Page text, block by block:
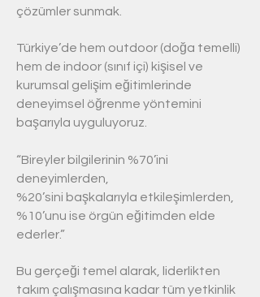
çözümler sunmak.
Türkiye’de hem outdoor (doğa temelli)
hem de indoor (sınıf içi) kişisel ve
kurumsal gelişim eğitimlerinde
deneyimsel öğrenme yöntemini
başarıyla uyguluyoruz.
“Bireyler bilgilerinin %70’ini
deneyimlerden,
%20’sini başkalarıyla etkileşimlerden,
%10’unu ise örgün eğitimden elde
ederler.”
Bu gerçeği temel alarak, liderlikten
takım çalışmasına kadar tüm yetkinlik